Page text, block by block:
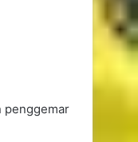
penggemar